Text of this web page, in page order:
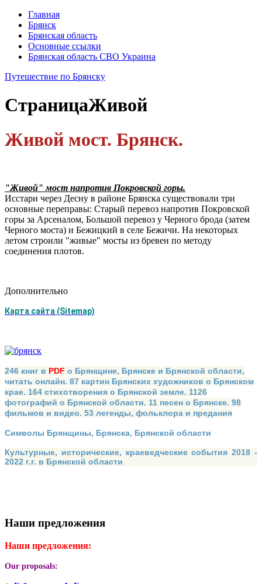
Главная
Брянск
Брянская область
Основные ссылки
Брянская область СВО Украина
Путешествие по Брянску
СтраницаЖивой
Живой мост. Брянск.
"Живой" мост напротив Покровской горы.
Исстари через Десну в районе Брянска существовали три
основные переправы: Старый перевоз напротив Покровской
горы за Арсеналом, Большой перевоз у Черного брода (затем
Черного моста) и Бежицкий в селе Бежичи. На некоторых
летом строили "живые" мосты из бревен по методу
соединения плотов.
Дополнительно
Карта сайта (Sitemap)
246 книг в PDF о Брянщине, Брянске и Брянской области,
читать онлайн. 87 картин Брянских художников о Брянском
крае. 164 стихотворения о Брянской земле. 1126
фотографий о Брянской области. 11 песен о Брянске. 98
фильмов и видео. 53 легенды, фольклора и предания
Символы Брянщины, Брянска, Брянской области
Культурные, исторические, краеведческие события 2018 -
2022 г.г. в Брянской области
Наши предложения
Наши предложения:
Our proposals: